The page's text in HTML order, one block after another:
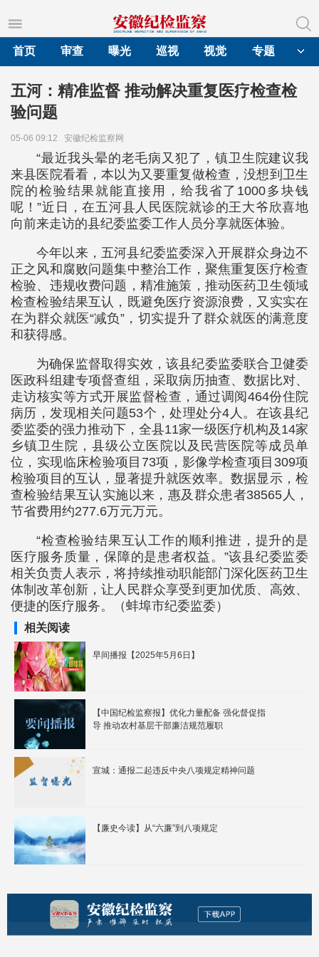
首页
审查 曝光 巡视 视觉 专题
五河：精准监督 推动解决重复医疗检查检
验问题
05-06 09:12 安徽纪检监察网
“最近我头晕的老毛病又犯了，镇卫生院建议我
来县医院看看，本以为又要重复做检查，没想到卫生
院的检验结果就能直接用，给我省了1000多块钱
呢！”近日，在五河县人民医院就诊的王大爷欣喜地
向前来走访的县纪委监委工作人员分享就医体验。
今年以来，五河县纪委监委深入开展群众身边不
正之风和腐败问题集中整治工作，聚焦重复医疗检查
检验、违规收费问题，精准施策，推动医药卫生领域
检查检验结果互认，既避免医疗资源浪费，又实实在
在为群众就医“减负”，切实提升了群众就医的满意度
和获得感。
为确保监督取得实效，该县纪委监委联合卫健委
医政科组建专项督查组，采取病历抽查、数据比对、
走访核实等方式开展监督检查，通过调阅464份住院
病历，发现相关问题53个，处理处分4人。在该县纪
委监委的强力推动下，全县11家一级医疗机构及14家
乡镇卫生院，县级公立医院以及民营医院等成员单
位，实现临床检验项目73项，影像学检查项目309项
检验项目的互认，显著提升就医效率。数据显示，检
查检验结果互认实施以来，惠及群众患者38565人，
节省费用约277.6万元万元。
“检查检验结果互认工作的顺利推进，提升的是
医疗服务质量，保障的是患者权益。”该县纪委监委
相关负责人表示，将持续推动职能部门深化医药卫生
体制改革创新，让人民群众享受到更加优质、高效、
便捷的医疗服务。（蚌埠市纪委监委）
相关阅读
早间播报【2025年5月6日】
【中国纪检监察报】优化力量配备 强化督促指
导 推动农村基层干部廉洁规范履职
宣城：通报二起违反中央八项规定精神问题
【廉史今读】从“六廉”到八项规定